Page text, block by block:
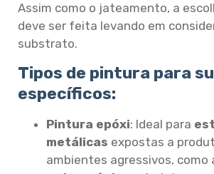
Assim como o jateamento, a
deve ser feita levando em
substrato.
Tipos de pintura para
específicos:
Pintura epóxi: Ideal para
metálicas expostas a
ambientes agressivos, como